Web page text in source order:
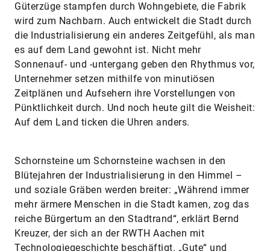
Güterzüge stampfen durch Wohngebiete, die Fabrik
wird zum Nachbarn. Auch entwickelt die Stadt durch
die Industrialisierung ein anderes Zeitgefühl, als man
es auf dem Land gewohnt ist. Nicht mehr
Sonnenauf- und -untergang geben den Rhythmus vor,
Unternehmer setzen mithilfe von minutiösen
Zeitplänen und Aufsehern ihre Vorstellungen von
Pünktlichkeit durch. Und noch heute gilt die Weisheit:
Auf dem Land ticken die Uhren anders.
Schornsteine um Schornsteine wachsen in den
Blütejahren der Industrialisierung in den Himmel –
und soziale Gräben werden breiter: „Während immer
mehr ärmere Menschen in die Stadt kamen, zog das
reiche Bürgertum an den Stadtrand“, erklärt Bernd
Kreuzer, der sich an der RWTH Aachen mit
Technologiegeschichte beschäftigt. „Gute“ und